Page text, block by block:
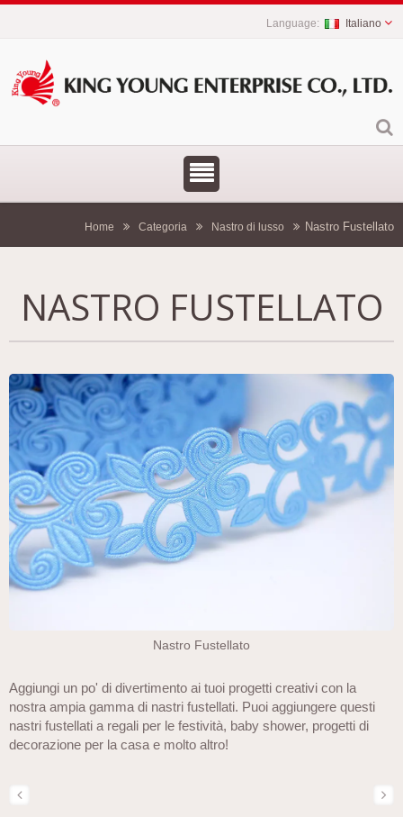
Italiano
Home Categoria Nastro di lusso Nastro Fustellato
NASTRO FUSTELLATO
Nastro Fustellato
Aggiungi un po' di divertimento ai tuoi progetti creativi con la
nostra ampia gamma di nastri fustellati. Puoi aggiungere questi
nastri fustellati a regali per le festività, baby shower, progetti di
decorazione per la casa e molto altro!